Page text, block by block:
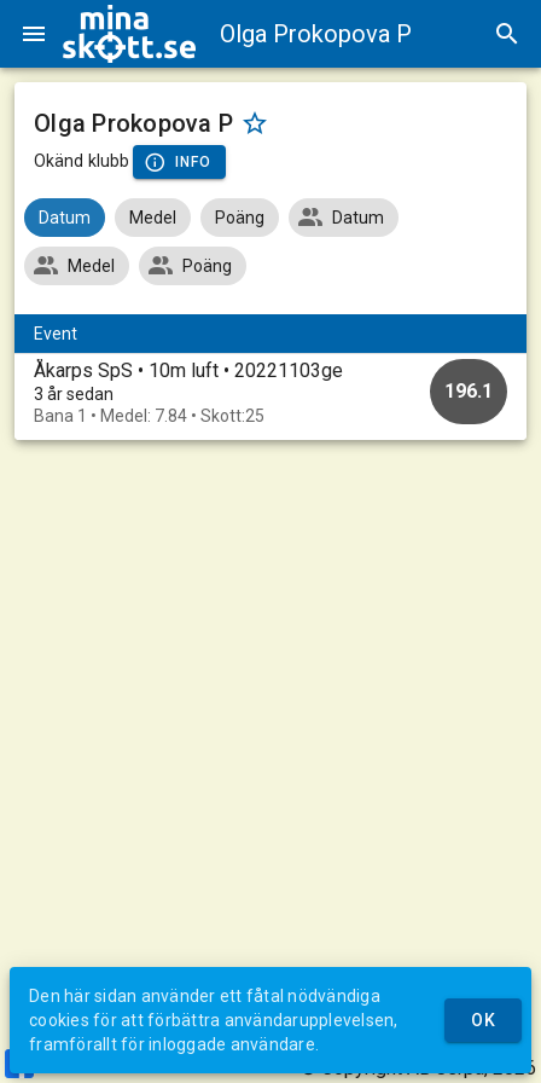
Olga Prokopova P
Olga Prokopova P
Okänd klubb INFO
Datum Medel Poäng Datum
Medel Poäng
Event
Åkarps SpS • 10m luft • 20221103ge
3 år sedan
Bana 1 • Medel: 7.84 • Skott:25
196.1
© Copyright AB Jerpa, 2026
Den här sidan använder ett fåtal nödvändiga
cookies för att förbättra användarupplevelsen,
framförallt för inloggade användare.
OK